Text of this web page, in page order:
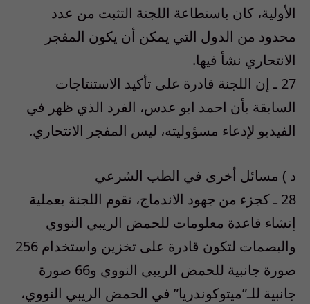
الأولية، كان باستطاعة اللجنة التثبت من عدد
محدود من الدول التي يمكن أن يكون المفجر
الانتحاري نشأ فيها.
27 ـ إن اللجنة قادرة على تأكيد الاستنتاجات
السابقة بأن احمد ابو عدس، الفرد الذي ظهر في
الفيديو لإدعاء مسؤوليته، ليس المفجر الانتحاري.
د ) مسائل أخرى في الطب الشرعي
28 ـ كجزء من جهود الاندماج، تقوم اللجنة بعملية
إنشاء قاعدة معلومات للحمض الريبي النووي
والبصمات لتكون قادرة على تخزين واستخدام 256
صورة جانبية للحمض الريبي النووي و66 صورة
جانبية للـ”ميتوكوندريا” في الحمض الريبي النووي،